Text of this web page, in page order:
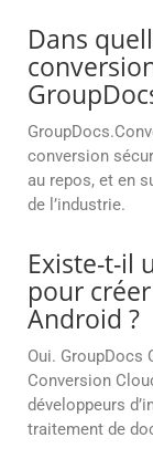
Dans
conversion
au repos, et en
de l’industrie.
Existe-t-il
pour
Android ?
Oui. GroupDocs
Conversion
développeurs
traitement de